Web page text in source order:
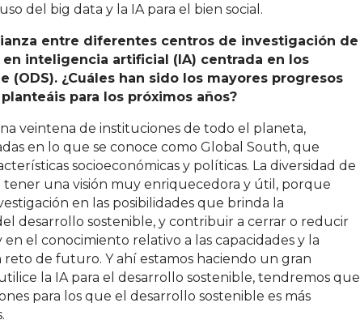
del big data y la IA para el bien social.
entre diferentes centros de investigación de
inteligencia artificial (IA) centrada en los
(ODS). ¿Cuáles han sido los mayores progresos
para los próximos años?
veintena de instituciones de todo el planeta,
en lo que se conoce como Global South, que
socioeconómicas y políticas. La diversidad de
una visión muy enriquecedora y útil, porque
en las posibilidades que brinda la
desarrollo sostenible, y contribuir a cerrar o reducir
el conocimiento relativo a las capacidades y la
reto de futuro. Y ahí estamos haciendo un gran
la IA para el desarrollo sostenible, tendremos que
para los que el desarrollo sostenible es más